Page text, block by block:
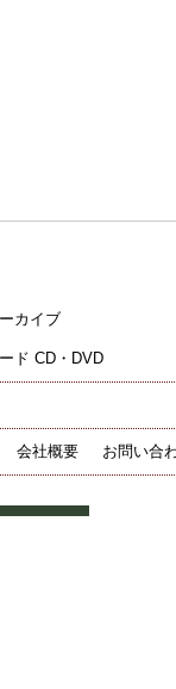
カイブ
ド CD・DVD
会社概要 お問い合